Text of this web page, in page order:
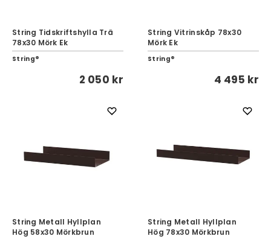
String Tidskriftshylla Trä
78x30 Mörk Ek
String®
2 050 kr
String Vitrinskåp 78x30
Mörk Ek
String®
4 495 kr
String Metall Hyllplan
Hög 58x30 Mörkbrun
String Metall Hyllplan
Hög 78x30 Mörkbrun